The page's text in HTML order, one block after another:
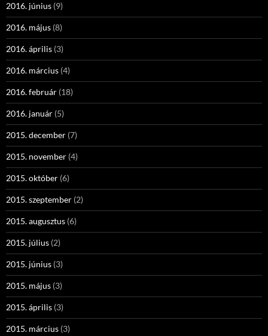
2016. június (9)
2016. május (8)
2016. április (3)
2016. március (4)
2016. február (18)
2016. január (5)
2015. december (7)
2015. november (4)
2015. október (6)
2015. szeptember (2)
2015. augusztus (6)
2015. július (2)
2015. június (3)
2015. május (3)
2015. április (3)
2015. március (3)